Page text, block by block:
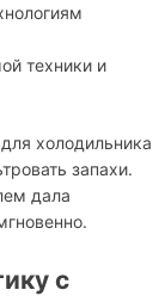
техники и
холодильника
запахи.
дала
с